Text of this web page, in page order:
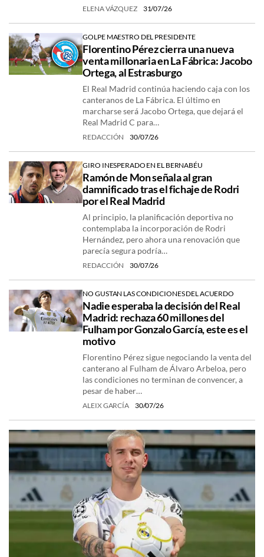
ELENA VÁZQUEZ 31/07/26
GOLPE MAESTRO DEL PRESIDENTE
Florentino Pérez cierra una nueva
venta millonaria en La Fábrica: Jacobo
Ortega, al Estrasburgo
El Real Madrid continúa haciendo caja con los
canteranos de La Fábrica. El último en
marcharse será Jacobo Ortega, que dejará el
Real Madrid C para…
REDACCIÓN 30/07/26
GIRO INESPERADO EN EL BERNABÉU
Ramón de Mon señala al gran
damnificado tras el fichaje de Rodri
por el Real Madrid
Al principio, la planificación deportiva no
contemplaba la incorporación de Rodri
Hernández, pero ahora una renovación que
parecía segura podría…
REDACCIÓN 30/07/26
NO GUSTAN LAS CONDICIONES DEL ACUERDO
Nadie esperaba la decisión del Real
Madrid: rechaza 60 millones del
Fulham por Gonzalo García, este es el
motivo
Florentino Pérez sigue negociando la venta del
canterano al Fulham de Álvaro Arbeloa, pero
las condiciones no terminan de convencer, a
pesar de haber…
ALEIX GARCÍA 30/07/26